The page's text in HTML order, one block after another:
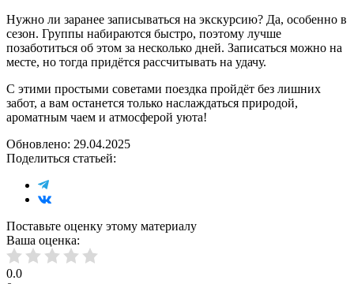
Нужно ли заранее записываться на экскурсию? Да, особенно в
сезон. Группы набираются быстро, поэтому лучше
позаботиться об этом за несколько дней. Записаться можно на
месте, но тогда придётся рассчитывать на удачу.
С этими простыми советами поездка пройдёт без лишних
забот, а вам останется только наслаждаться природой,
ароматным чаем и атмосферой уюта!
Обновлено: 29.04.2025
Поделиться статьей:
Поставьте оценку этому материалу
Ваша оценка:
0.0